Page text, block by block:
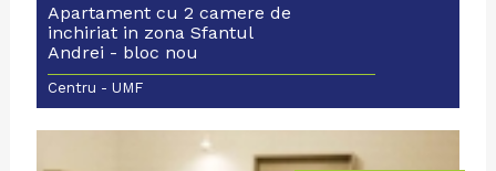
Apartament cu 2 camere de
inchiriat in zona Sfantul
Andrei - bloc nou
Centru - UMF